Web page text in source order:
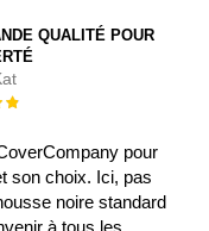
QUALITÉ POUR
:
pour
son choix. Ici, pas
noire standard